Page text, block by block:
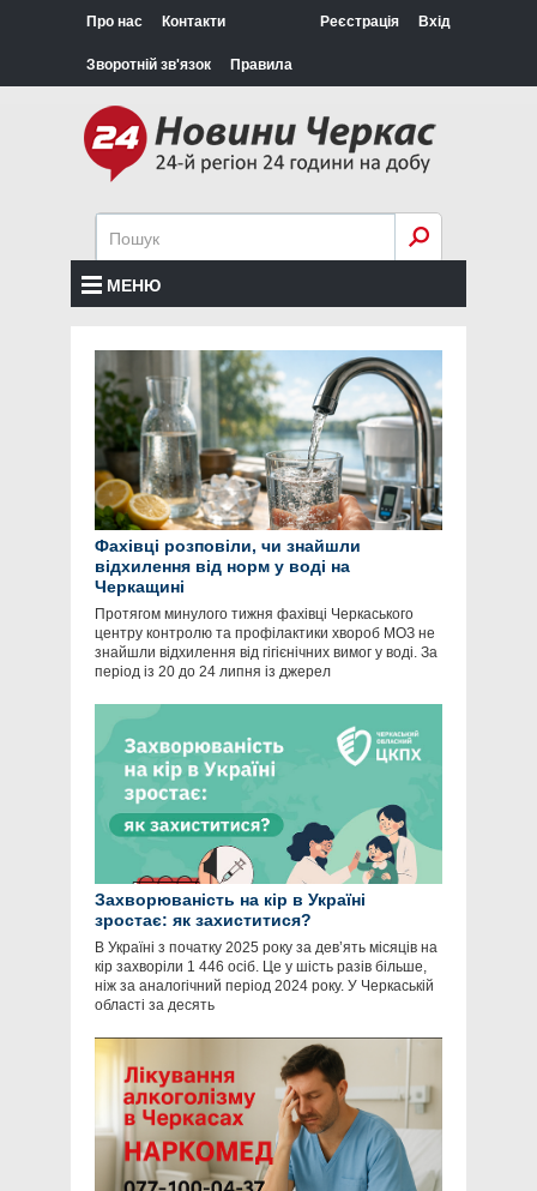
Про нас Контакти
Зворотній зв'язок Правила
Реєстрація Вхід
МЕНЮ
Фахівці розповіли, чи знайшли
відхилення від норм у воді на
Черкащині
Протягом минулого тижня фахівці Черкаського
центру контролю та профілактики хвороб МОЗ не
знайшли відхилення від гігієнічних вимог у воді. За
період із 20 до 24 липня із джерел
Захворюваність на кір в Україні
зростає: як захиститися?
В Україні з початку 2025 року за дев’ять місяців на
кір захворіли 1 446 осіб. Це у шість разів більше,
ніж за аналогічний період 2024 року. У Черкаській
області за десять